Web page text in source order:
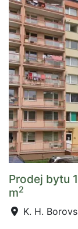
Prodej bytu
m2
K. H.